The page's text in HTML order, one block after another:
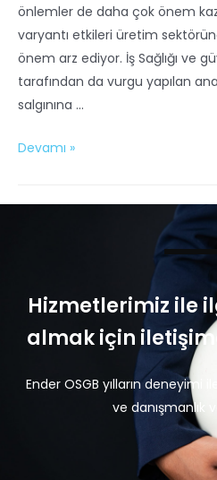
önlemler de daha çok önem
varyantı etkileri üretim
önem arz ediyor. İş Sağlığı ve
tarafından da vurgu yapılan
salgınına …
Devamı »
Hizmetlerimiz ile
almak için
Ender OSGB yılların deneyimi
ve danışmanlık